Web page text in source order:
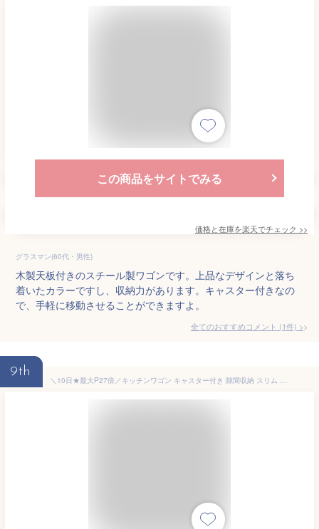
この商品をサイトでみる
価格と在庫を楽天でチェック >>
グラスマン(60代・男性)
木製天板付きのスチール製ワゴンです。上品なデザインと落ち
着いたカラーですし、収納力があります。キャスター付きなの
で、手軽に移動させることができますよ。
全てのおすすめコメント (1件) >
9th
＼10日★最大P27倍／キッチンワゴン キャスター付き 隙間収納 スリム 北欧 3段 おしゃれ キッチン 収納 キッチン収納 バスケットトローリースリム バスケット ワゴン スチールラック キッチンラック おもちゃ箱 オムツ入れ 送料無料 KWS-L003【D】